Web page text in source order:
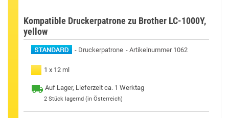
Kompatible Druckerpatrone zu Brother LC-1000Y,
yellow
Druckerpatrone Artikelnummer 1062
1 x 12 ml
Auf Lager, Lieferzeit ca. 1 Werktag
2 Stück lagernd (in Österreich)